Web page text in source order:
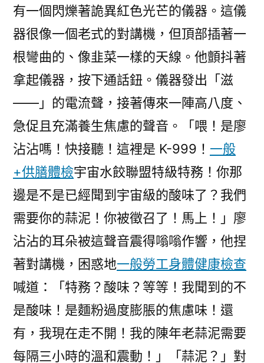
有一個閃爍著詭異紅色光芒的儀器。這儀
器很像一個老式的對講機，但頂部插著一
根彎曲的、像韭菜一樣的天線。他顫抖著
拿起儀器，按下通話鈕。儀器發出「滋
——」的電流聲，接著傳來一陣高八度、
急促且充滿養生焦慮的聲音。「喂！是廖
沾沾嗎！快接聽！這裡是 K-999！ 一般
+供膳體檢宇宙水餃聯盟特級特務！你那
邊是不是已經聞到宇宙級的酸味了？我們
需要你的蒜泥！你被徵召了！馬上！」廖
沾沾的耳朵被這聲音震得嗡嗡作響，他捏
著對講機，困惑地一般勞工身體健康檢查
喊道：「特務？酸味？等等！我聞到的不
是酸味！是麵粉過度膨脹的焦慮味！還
有，我現在走不開！我的陳年老蒜泥需要
每隔三小時的溫和震動！」「蒜泥？」對